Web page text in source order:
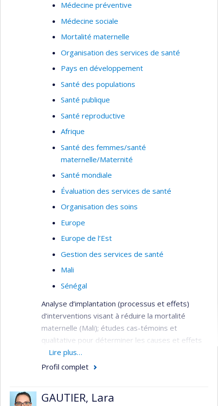
Médecine préventive
Médecine sociale
Mortalité maternelle
Organisation des services de santé
Pays en développement
Santé des populations
Santé publique
Santé reproductive
Afrique
Santé des femmes/santé
maternelle/Maternité
Santé mondiale
Évaluation des services de santé
Organisation des soins
Europe
Europe de l’Est
Gestion des services de santé
Mali
Sénégal
Analyse d’implantation (processus et effets)
d’interventions visant à réduire la mortalité
maternelle (Mali); études cas-témoins et
qualitative pour déterminer les causes et effets
du délai à consulter les services de santé lors de
complications obstétricales (Mali); essai contrôlé
soins obstétricaux sur la mortalité maternelle et
Lire plus…
Profil complet
GAUTIER, Lara